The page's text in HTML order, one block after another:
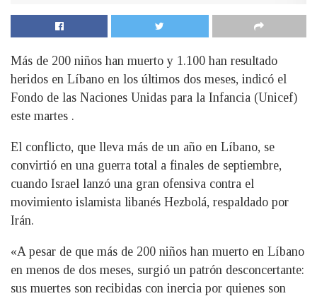
Más de 200 niños han muerto y 1.100 han resultado
heridos en Líbano en los últimos dos meses, indicó el
Fondo de las Naciones Unidas para la Infancia (Unicef)
este martes .
El conflicto, que lleva más de un año en Líbano, se
convirtió en una guerra total a finales de septiembre,
cuando Israel lanzó una gran ofensiva contra el
movimiento islamista libanés Hezbolá, respaldado por
Irán.
«A pesar de que más de 200 niños han muerto en Líbano
en menos de dos meses, surgió un patrón desconcertante:
sus muertes son recibidas con inercia por quienes son